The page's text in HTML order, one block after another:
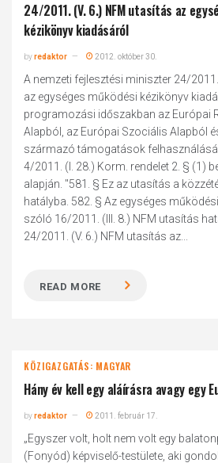
24/2011. (V. 6.) NFM utasítás az
kézikönyv kiadásáról
byredaktor 2012. október 30.
A nemzeti fejlesztési miniszter 24/
az egységes működési kézikönyv
programozási időszakban az Európai
Alapból, az Európai Szociális Alapból
származó támogatások
4/2011. (I. 28.) Korm. rendelet 2. § (1)
alapján. "581. § Ez az utasítás a
hatályba. 582. § Az egységes
szóló 16/2011. (III. 8.) NFM utasítás
24/2011. (V. 6.) NFM utasítás az...
READ MORE
KÖZIGAZGATÁS: MAGYAR
Hány év kell egy aláírásra avagy egy
byredaktor 2011. február 17.
„Egyszer volt, holt nem volt egy
(Fonyód) képviselő-testülete, aki